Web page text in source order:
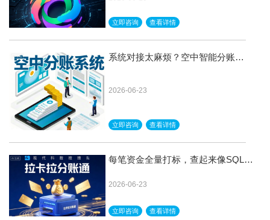
立即咨询 查看详情
系统对接太麻烦？空中智能分账系
2026-06-23
立即咨询 查看详情
每笔资金全量打标，查起来像SQL查
2026-06-23
立即咨询 查看详情